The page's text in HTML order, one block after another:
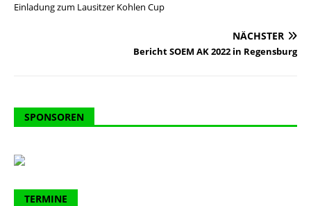
Einladung zum Lausitzer Kohlen Cup
NÄCHSTER
Bericht SOEM AK 2022 in Regensburg
SPONSOREN
TERMINE